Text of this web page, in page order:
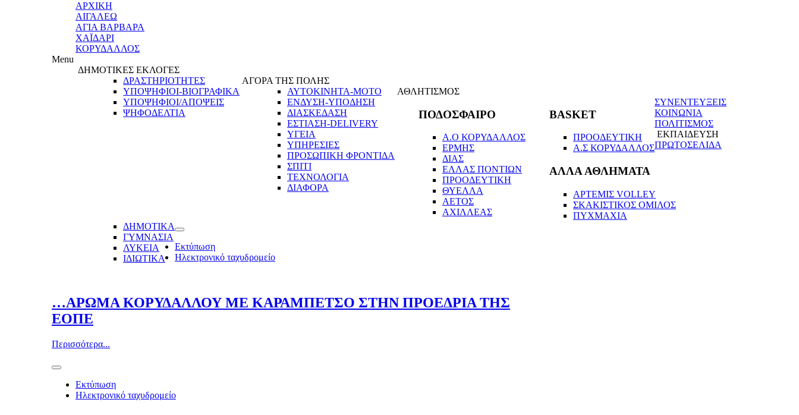
ΑΡΧΙΚΗ
ΑΙΓΑΛΕΩ
ΑΓΙΑ ΒΑΡΒΑΡΑ
ΧΑΪΔΑΡΙ
ΚΟΡΥΔΑΛΛΟΣ
Menu
ΔΗΜΟΤΙΚΕΣ ΕΚΛΟΓΕΣ
ΔΡΑΣΤΗΡΙΟΤΗΤΕΣ
ΥΠΟΨΗΦΙΟΙ-ΒΙΟΓΡΑΦΙΚΑ
ΥΠΟΨΗΦΙΟΙ/ΑΠΟΨΕΙΣ
ΨΗΦΟΔΕΛΤΙΑ
ΑΓΟΡΑ ΤΗΣ ΠΟΛΗΣ
ΑΥΤΟΚΙΝΗΤΑ-ΜΟΤΟ
ΕΝΔΥΣΗ-ΥΠΟΔΗΣΗ
ΔΙΑΣΚΕΔΑΣΗ
ΕΣΤΙΑΣΗ-DELIVERY
ΥΓΕΙΑ
ΥΠΗΡΕΣΙΕΣ
ΠΡΟΣΩΠΙΚΗ ΦΡΟΝΤΙΔΑ
ΣΠΙΤΙ
ΤΕΧΝΟΛΟΓΙΑ
ΔΙΑΦΟΡΑ
ΑΘΛΗΤΙΣΜΟΣ
ΠΟΔΟΣΦΑΙΡΟ
Α.Ο ΚΟΡΥΔΑΛΛΟΣ
ΕΡΜΗΣ
ΔΙΑΣ
ΕΛΛΑΣ ΠΟΝΤΙΩΝ
ΠΡΟΟΔΕΥΤΙΚΗ
ΘΥΕΛΛΑ
ΑΕΤΟΣ
ΑΧΙΛΛΕΑΣ
BASKET
ΠΡΟΟΔΕΥΤΙΚΗ
Α.Σ ΚΟΡΥΔΑΛΛΟΣ
ΑΛΛΑ ΑΘΛΗΜΑΤΑ
ΑΡΤΕΜΙΣ VOLLEΥ
ΣΚΑΚΙΣΤΙΚΟΣ ΟΜΙΛΟΣ
ΠΥΧΜΑΧΙΑ
ΣΥΝΕΝΤΕΥΞΕΙΣ
ΚΟΙΝΩΝΙΑ
ΠΟΛΙΤΙΣΜΟΣ
ΕΚΠΑΙΔΕΥΣΗ
ΔΗΜΟΤΙΚΑ
ΓΥΜΝΑΣΙΑ
ΛΥΚΕΙΑ
ΙΔΙΩΤΙΚΑ
ΠΡΩΤΟΣΕΛΙΔΑ
Εκτύπωση
Ηλεκτρονικό ταχυδρομείο
…ΑΡΩΜΑ ΚΟΡΥΔΑΛΛΟΥ ΜΕ ΚΑΡΑΜΠΕΤΣΟ ΣΤΗΝ ΠΡΟΕΔΡΙΑ ΤΗΣ
ΕΟΠΕ
Περισσότερα...
Εκτύπωση
Ηλεκτρονικό ταχυδρομείο